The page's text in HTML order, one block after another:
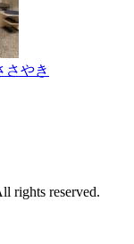
さやき
rights reserved.